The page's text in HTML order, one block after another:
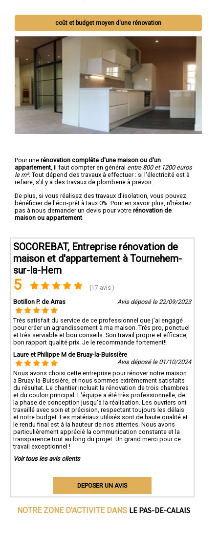
coût et budget moyen d'une rénovation
Pour une rénovation complête d'une maison ou d'un
appartement , il faut compter en général entre 800 et 1200 euros
le m². Tout dépend des travaux à effectuer : si l'électricité est à
refaire, s'il y a des travaux de plomberie à prévoir...
De plus, si vous réalisez des travaux d'isolation, vous pouvez
bénéficier de l'éco-prêt à taux 0%. Pour en savoir plus, n'hésitez
pas à nous demander un devis pour votre rénovation de
maison ou appartement
SOCOREBAT, Entreprise rénovation de
maison et d'appartement à Tournehem-
sur-la-Hem
5 (17 avis )
Botillon P. de Arras Avis déposé le 22/09/2023
Très satisfait du service de ce professionnel que j'ai engagé
pour créer un agrandissement à ma maison. Très pro, ponctuel
et très serviable et bon conseils. Son travail propre et efficace,
bon rapport qualité prix. Je le recommande fortement!!
Laure et Philippe M de Bruay-la-Buissière
Avis déposé le 01/10/2024
Nous avons choisi cette entreprise pour rénover notre maison
à Bruay-la-Buissière, et nous sommes extrêmement satisfaits
du résultat. Le chantier incluait la rénovation de trois chambres
et du couloir principal. L'équipe a été très professionnelle, de
la phase de conception jusqu'à la réalisation. Les ouvriers ont
travaillé avec soin et précision, respectant toujours les délais
et notre budget. Les matériaux utilisés sont de haute qualité et
le rendu final est à la hauteur de nos attentes. Nous avons
particulièrement apprécié la communication constante et la
transparence tout au long du projet. Un grand merci pour ce
travail exceptionnel !
Voir tous les avis clients
DEPOSER UN AVIS
NOTRE ZONE D'ACTIVITE DANS LE PAS-DE-CALAIS